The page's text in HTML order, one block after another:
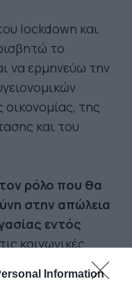
Information
lockdown και
το
να ερμηνεύω την
της
και του
ρόλο που θα
στην απώλεια
εντός
κοινωνικές